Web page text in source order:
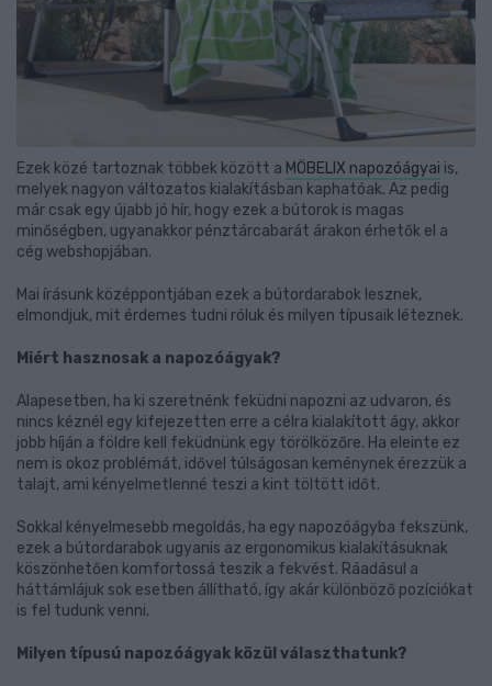
Ezek közé tartoznak többek között a MÖBELIX napozóágyai is,
melyek nagyon változatos kialakításban kaphatóak. Az pedig
már csak egy újabb jó hír, hogy ezek a bútorok is magas
minőségben, ugyanakkor pénztárcabarát árakon érhetők el a
cég webshopjában.
Mai írásunk középpontjában ezek a bútordarabok lesznek,
elmondjuk, mit érdemes tudni róluk és milyen típusaik léteznek.
Miért hasznosak a napozóágyak?
Alapesetben, ha ki szeretnénk feküdni napozni az udvaron, és
nincs kéznél egy kifejezetten erre a célra kialakított ágy, akkor
jobb híján a földre kell feküdnünk egy törölközőre. Ha eleinte ez
nem is okoz problémát, idővel túlságosan keménynek érezzük a
talajt, ami kényelmetlenné teszi a kint töltött időt.
Sokkal kényelmesebb megoldás, ha egy napozóágyba fekszünk,
ezek a bútordarabok ugyanis az ergonomikus kialakításuknak
köszönhetően komfortossá teszik a fekvést. Ráadásul a
háttámlájuk sok esetben állítható, így akár különböző pozíciókat
is fel tudunk venni.
Milyen típusú napozóágyak közül választhatunk?